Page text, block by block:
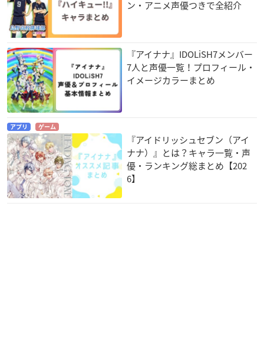
KING OF PRISM -Sh
iny Seven Stars- IV
ルヰ×シン×Unkno
wn
仁科カヅキ
KING OF PRISM -Sh
iny Seven Stars- III
レオ×ユウ×アレク
仁科カヅキ
KING OF PRISM -Sh
ン・アニメ声優つきで全紹介
『アイナナ』IDOLiSH7メンバー
7人と声優一覧！プロフィール・
イメージカラーまとめ
アプリ ゲーム
『アイドリッシュセブン（アイ
ナナ）』とは？キャラ一覧・声
優・ランキング総まとめ【202
6】